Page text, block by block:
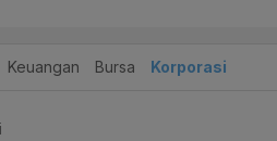
Keuangan Bursa Korporasi